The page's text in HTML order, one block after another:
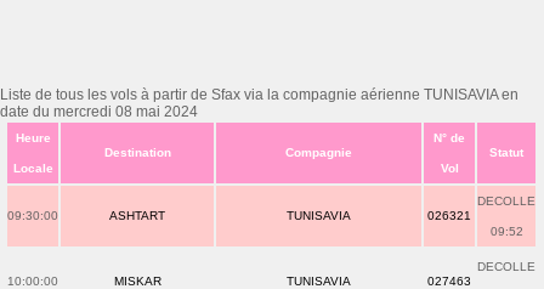
Liste de tous les vols à partir de Sfax via la compagnie aérienne TUNISAVIA en
date du mercredi 08 mai 2024
Heure
Locale
Destination Compagnie
N° de
Vol
Statut
09:30:00 ASHTART TUNISAVIA 026321
DECOLLE
09:52
10:00:00 MISKAR TUNISAVIA 027463
DECOLLE